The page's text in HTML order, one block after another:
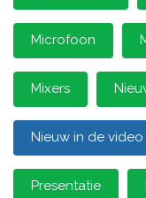
Microfoon
Mixers
Nieuw in de
Presentatie